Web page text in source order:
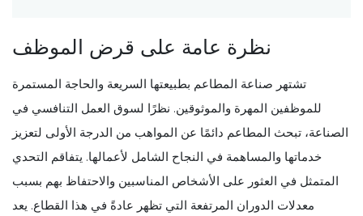
نظرة عامة على قرض الموظف
تشتهر صناعة المطاعم بطبيعتها السريعة والحاجة المستمرة
للموظفين المهرة والموثوقين. نظرًا لسوق العمل التنافسي في
الصناعة، تبحث المطاعم دائمًا عن المواهب من الدرجة الأولى لتعزيز
خدماتها والمساهمة في النجاح الشامل لأعمالها. يتفاقم التحدي
المتمثل في العثور على الأشخاص المناسبين والاحتفاظ بهم بسبب
معدلات الدوران المرتفعة التي تظهر عادةً في هذا القطاع. يعد